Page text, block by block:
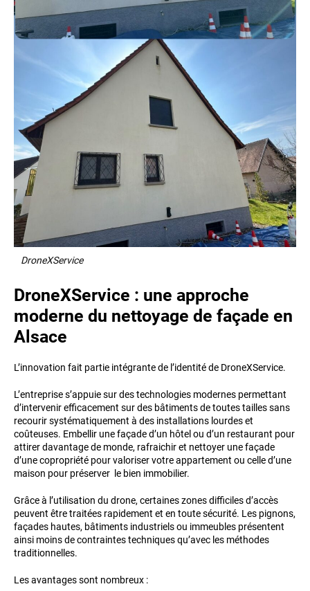
DroneXService
DroneXService : une approche
moderne du nettoyage de façade en
Alsace
L’innovation fait partie intégrante de l’identité de DroneXService.
L’entreprise s’appuie sur des technologies modernes permettant
d’intervenir efficacement sur des bâtiments de toutes tailles sans
recourir systématiquement à des installations lourdes et
coûteuses. Embellir une façade d’un hôtel ou d’un restaurant pour
attirer davantage de monde, rafraichir et nettoyer une façade
d’une copropriété pour valoriser votre appartement ou celle d’une
maison pour préserver le bien immobilier.
Grâce à l’utilisation du drone, certaines zones difficiles d’accès
peuvent être traitées rapidement et en toute sécurité. Les pignons,
façades hautes, bâtiments industriels ou immeubles présentent
ainsi moins de contraintes techniques qu’avec les méthodes
traditionnelles.
Les avantages sont nombreux :